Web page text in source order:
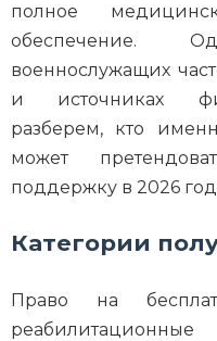
полное
обеспечение.
военнослужащих
и источниках
разберем, кто
может
поддержку в 2026
Категории
Право на